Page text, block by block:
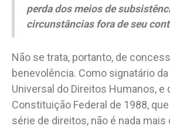
perda dos meios de
circunstâncias fora de seu
Não se trata, portanto, de
benevolência. Como signatário
Universal do Direitos Humanos, e
Constituição Federal de 1988,
série de direitos, não é nada mais